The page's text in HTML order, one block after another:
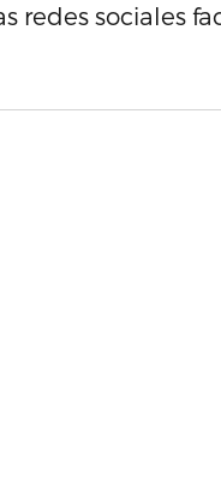
redes sociales